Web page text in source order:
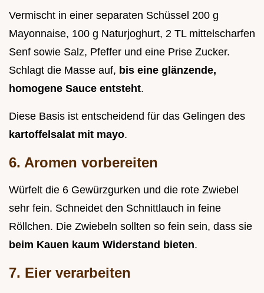
Vermischt in einer separaten Schüssel 200 g
Mayonnaise, 100 g Naturjoghurt, 2 TL mittelscharfen
Senf sowie Salz, Pfeffer und eine Prise Zucker.
Schlagt die Masse auf, bis eine glänzende,
homogene Sauce entsteht.
Diese Basis ist entscheidend für das Gelingen des
kartoffelsalat mit mayo.
6. Aromen vorbereiten
Würfelt die 6 Gewürzgurken und die rote Zwiebel
sehr fein. Schneidet den Schnittlauch in feine
Röllchen. Die Zwiebeln sollten so fein sein, dass sie
beim Kauen kaum Widerstand bieten.
7. Eier verarbeiten